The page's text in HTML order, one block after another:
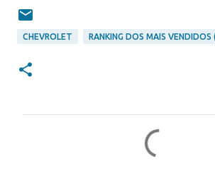
CHEVROLET RANKING DOS MAIS